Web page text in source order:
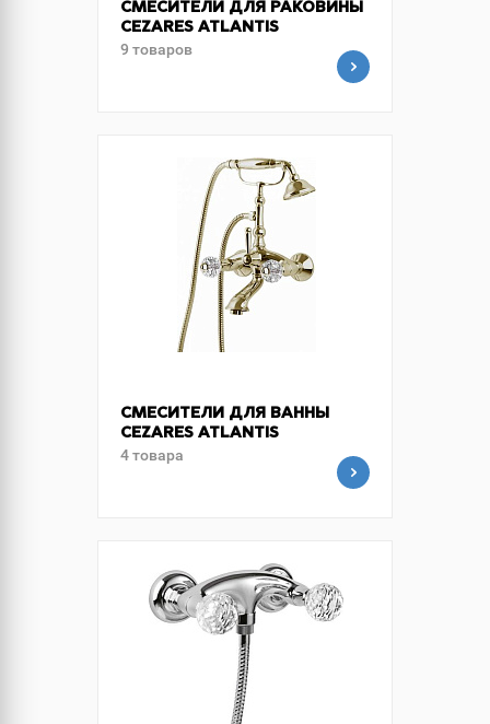
СМЕСИТЕЛИ ДЛЯ РАКОВИНЫ
CEZARES ATLANTIS
9 товаров
СМЕСИТЕЛИ ДЛЯ ВАННЫ
CEZARES ATLANTIS
4 товара